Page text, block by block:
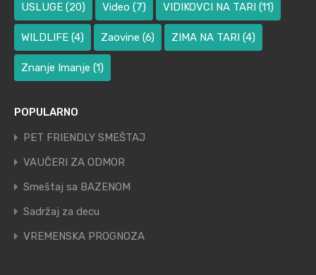
USLUGE (20) Video (7) VIDIKOVCI NA TARI (11)
WILDLIFE (4) Zaovine (6) ZIMA NA TARI (4)
Znanje Imanje (1)
POPULARNO
PET FRIENDLY SMEŠTAJ
VAUČERI ZA ODMOR
Smeštaj sa BAZENOM
Sadržaj za decu
VREMENSKA PROGNOZA